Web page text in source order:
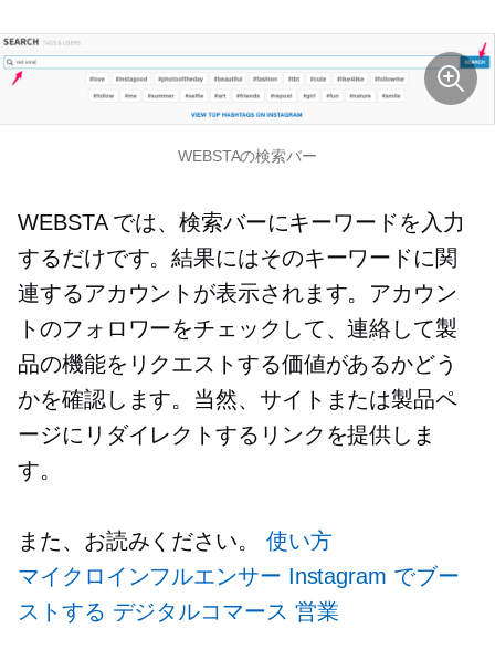
WEBSTAの検索バー
WEBSTA では、検索バーにキーワードを入力
するだけです。結果にはそのキーワードに関
連するアカウントが表示されます。アカウン
トのフォロワーをチェックして、連絡して製
品の機能をリクエストする価値があるかどう
かを確認します。当然、サイトまたは製品ペ
ージにリダイレクトするリンクを提供しま
す。
また、お読みください。 使い方
マイクロインフルエンサー Instagram でブー
ストする デジタルコマース 営業